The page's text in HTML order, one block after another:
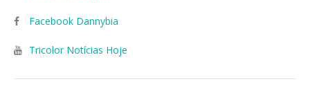
Facebook Dannybia
Tricolor Notícias Hoje